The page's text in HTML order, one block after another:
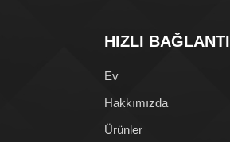
HIZLI BAĞLANTI
Ev
Hakkımızda
Ürünler